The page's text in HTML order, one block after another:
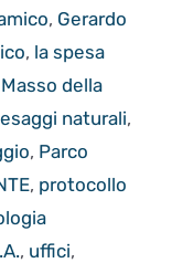
, Gerardo
, la spesa
Masso della
naturali,
, Parco
, protocollo
, uffici,